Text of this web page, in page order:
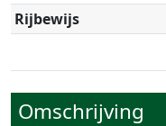
Rijbewijs
Omschrijving